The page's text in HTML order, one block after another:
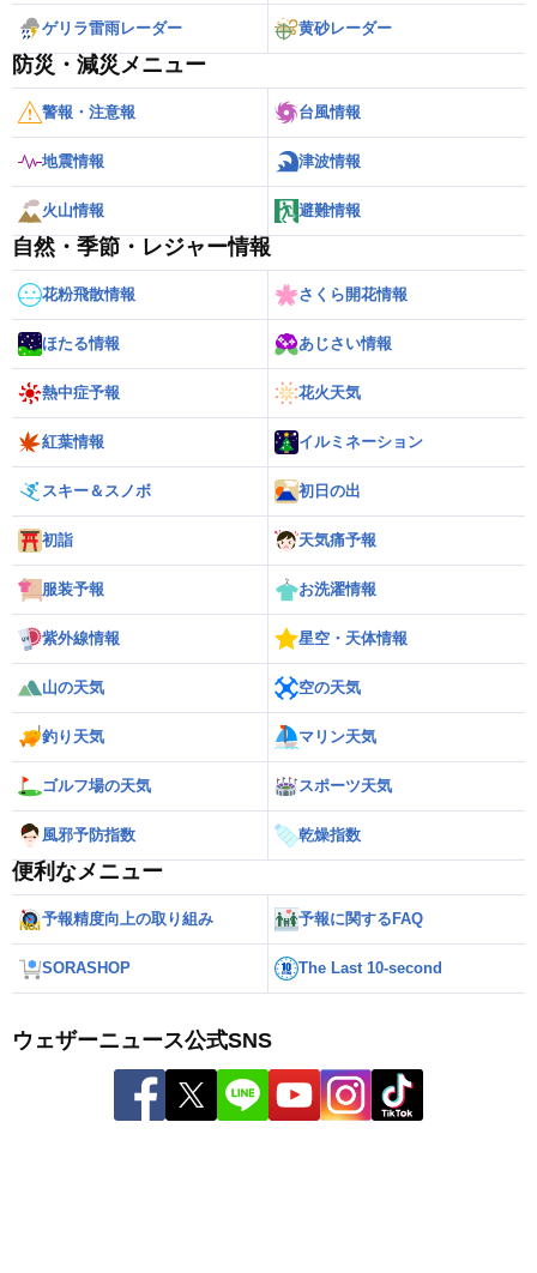
ゲリラ雷雨レーダー 黄砂レーダー
防災・減災メニュー
警報・注意報 台風情報
地震情報 津波情報
火山情報 避難情報
自然・季節・レジャー情報
花粉飛散情報 さくら開花情報
ほたる情報 あじさい情報
熱中症予報 花火天気
紅葉情報 イルミネーション
スキー＆スノボ 初日の出
初詣 天気痛予報
服装予報 お洗濯情報
紫外線情報 星空・天体情報
山の天気 空の天気
釣り天気 マリン天気
ゴルフ場の天気 スポーツ天気
風邪予防指数 乾燥指数
便利なメニュー
予報精度向上の取り組み 予報に関するFAQ
SORASHOP The Last 10-second
ウェザーニュース公式SNS